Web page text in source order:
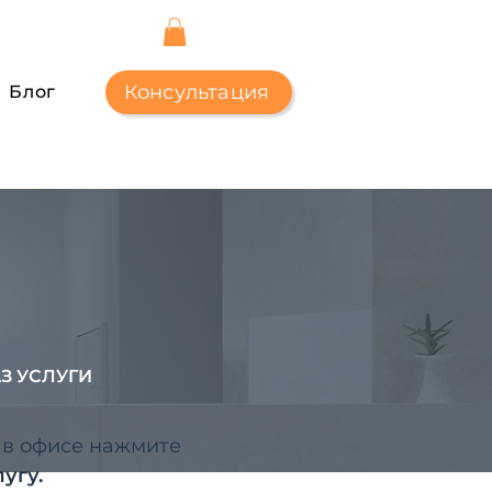
Блог Консультация
УСЛУГИ
офисе нажмите